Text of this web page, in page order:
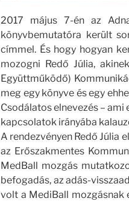
2017 május 7-én az
könyvbemutatóra került
címmel. És hogy hogyan
mozogni Redő Júlia,
Együttműködő)
meg egy könyve és egy
Csodálatos elnevezés – ami
kapcsolatok irányába
A rendezvényen Redő Júlia
az Erőszakmentes
MedBall mozgás
befogadás, az adás-
volt a MediBall mozgásnak